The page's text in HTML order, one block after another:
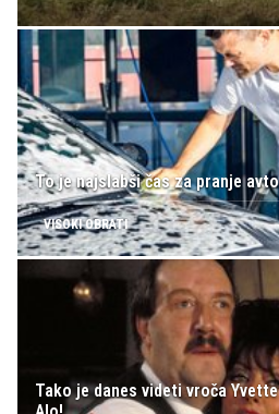
To je najslabši čas za pranje
VISOKI OBRATI
Tako je danes videti vroča